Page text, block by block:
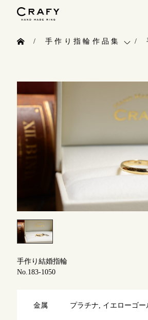
指輪制作の流れ
オーダーメイド 結婚指輪・婚約
指輪作品集
インタビュー
よくあるご質問
アフターケア・保証
手作り指輪作品集
お問い合わせ
お客様インタビュー
指輪のハンドメイド・
CRAFYについて
結婚指輪手作り工房の
手作り結婚指輪
No.183-1050
金属 プラチナ, イエローゴー
年末年始は除く
目黒本店
表参道店
吉祥寺店